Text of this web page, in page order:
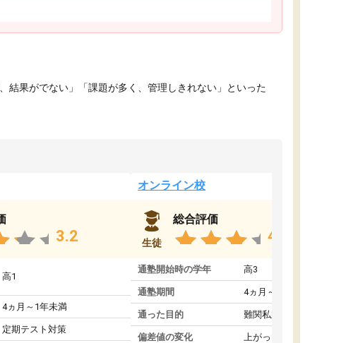
結果がでない」「課題が多く、管理しきれない」といった
3.2
高1
4ヵ月～1年未満
定期テスト対策
オンライン校
生徒
総合評価
4.4
通塾開始時の学年 高3
通塾期間 4ヵ月～1年未満
通った目的 難関私立受験対策
偏差値の変化 上がった